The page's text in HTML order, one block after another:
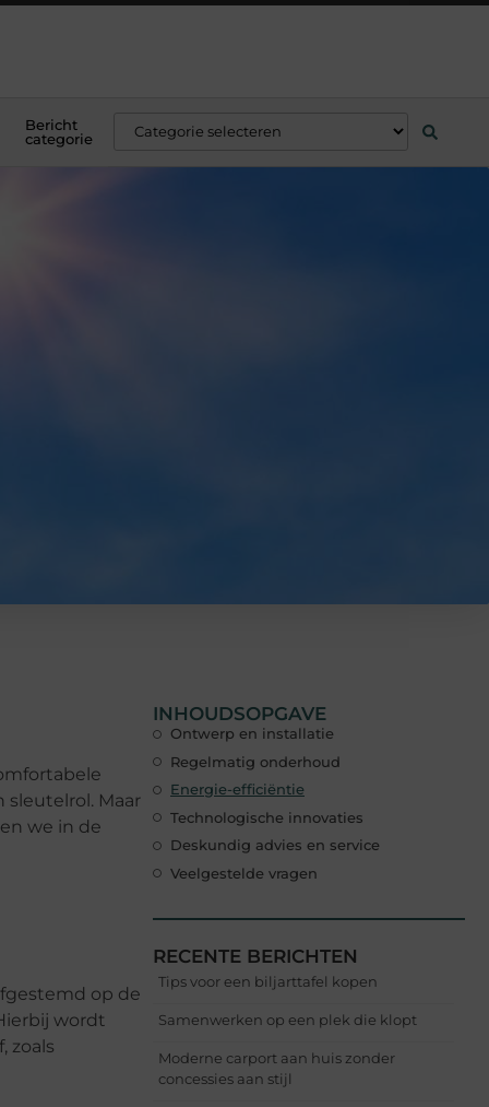
Bericht
categorie
Maar
we in de
op de
wordt
zoals
INHOUDSOPGAVE
Ontwerp en installatie
Regelmatig onderhoud
Energie-efficiëntie
Technologische innovaties
Deskundig advies en service
Veelgestelde vragen
RECENTE BERICHTEN
Tips voor een biljarttafel kopen
Samenwerken op een plek die klopt
Moderne carport aan huis zonder
concessies aan stijl